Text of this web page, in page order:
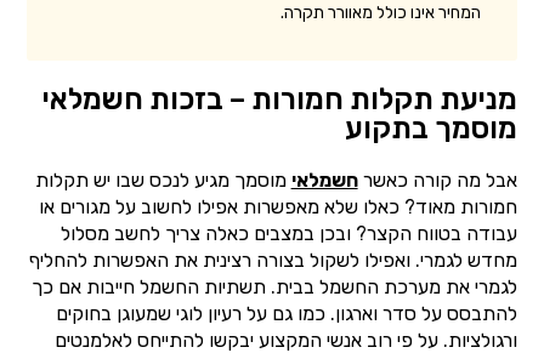
המחיר אינו כולל מאוורר תקרה.
מניעת תקלות חמורות – בזכות חשמלאי
מוסמך בתקוע
אבל מה קורה כאשרחשמלאי מוסמך מגיע לנכס שבו יש תקלות
חמורות מאוד? כאלו שלא מאפשרות אפילו לחשוב על מגורים או
עבודה בטווח הקצר? ובכן במצבים כאלה צריך לחשב מסלול
מחדש לגמרי. ואפילו לשקול בצורה רצינית את האפשרות להחליף
לגמרי את מערכת החשמל בבית. תשתיות החשמל חייבות אם כך
להתבסס על סדר וארגון. כמו גם על רעיון לוגי שמעוגן בחוקים
ורגולציות. על פי רוב אנשי המקצוע יבקשו להתייחס לאלמנטים